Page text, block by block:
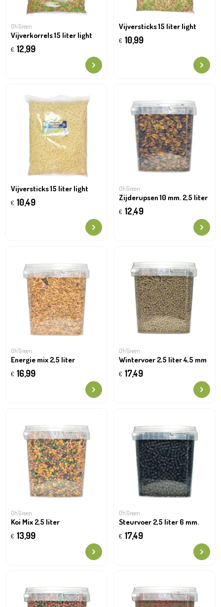
Oh'Green
Vijverkorrels 15 liter light
€ 12,99
Vijversticks 15 liter light
€ 10,99
Vijversticks 15 liter light
€ 10,49
Oh'Green
Zijderupsen 10 mm. 2,5 liter
€ 12,49
Oh'Green
Energie mix 2,5 liter
€ 16,99
Oh'Green
Wintervoer 2,5 liter 4,5 mm
€ 17,49
Oh'Green
Koi Mix 2,5 liter
€ 13,99
Oh'Green
Steurvoer 2,5 liter 6 mm.
€ 17,49